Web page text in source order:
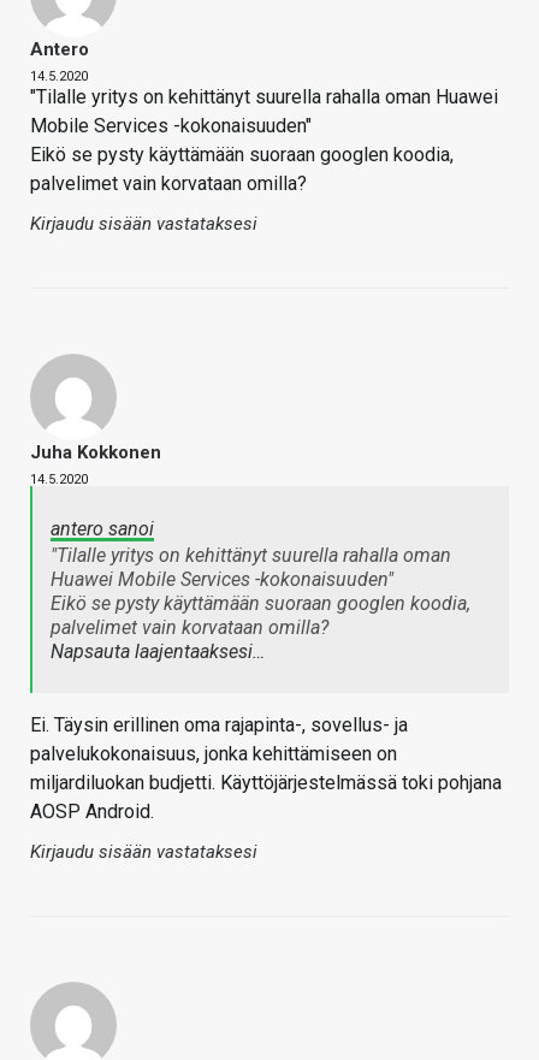
Antero
14.5.2020
"Tilalle yritys on kehittänyt suurella rahalla oman Huawei
Mobile Services -kokonaisuuden"
Eikö se pysty käyttämään suoraan googlen koodia,
palvelimet vain korvataan omilla?
Kirjaudu sisään vastataksesi
Juha Kokkonen
14.5.2020
antero sanoi
"Tilalle yritys on kehittänyt suurella rahalla oman
Huawei Mobile Services -kokonaisuuden"
Eikö se pysty käyttämään suoraan googlen koodia,
palvelimet vain korvataan omilla?
Napsauta laajentaaksesi…
Ei. Täysin erillinen oma rajapinta-, sovellus- ja
palvelukokonaisuus, jonka kehittämiseen on
miljardiluokan budjetti. Käyttöjärjestelmässä toki pohjana
AOSP Android.
Kirjaudu sisään vastataksesi